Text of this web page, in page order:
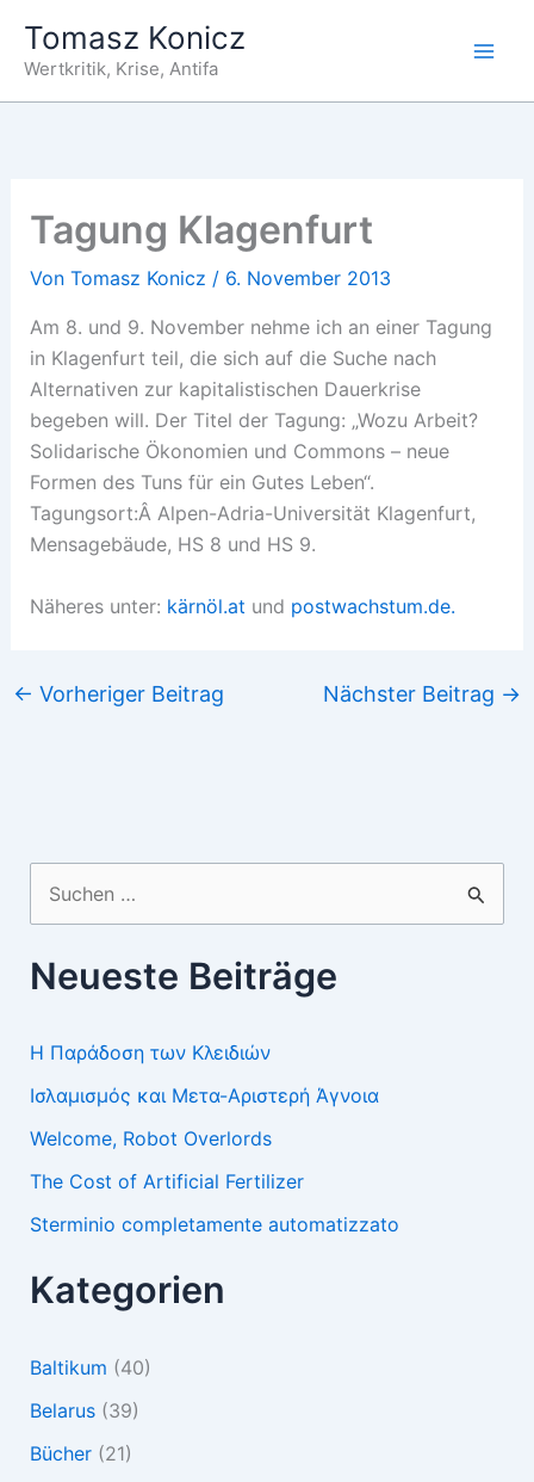
Inhalt
springen
Tomasz Konicz
Wertkritik, Krise, Antifa
Tagung Klagenfurt
Von Tomasz Konicz / 6. November 2013
Am 8. und 9. November nehme ich an einer Tagung
in Klagenfurt teil, die sich auf die Suche nach
Alternativen zur kapitalistischen Dauerkrise
begeben will. Der Titel der Tagung: „Wozu Arbeit?
Solidarische Ökonomien und Commons – neue
Formen des Tuns für ein Gutes Leben“.
Tagungsort:Â Alpen-Adria-Universität Klagenfurt,
Mensagebäude, HS 8 und HS 9.
Näheres unter: kärnöl.at und postwachstum.de.
← Vorheriger Beitrag Nächster Beitrag →
nach:
Neueste Beiträge
Η Παράδοση των Κλειδιών
Ισλαμισμός και Μετα-Αριστερή Άγνοια
Welcome, Robot Overlords
The Cost of Artificial Fertilizer
Sterminio completamente automatizzato
Kategorien
Baltikum (40)
Belarus(39)
Bücher(21)